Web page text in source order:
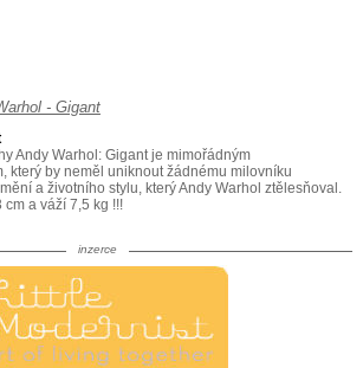
Andy Warhol: Gigant je mimořádným
který by neměl uniknout žádnému milovníku
a životního stylu, který Andy Warhol ztělesňoval.
a váží 7,5 kg !!!
inzerce